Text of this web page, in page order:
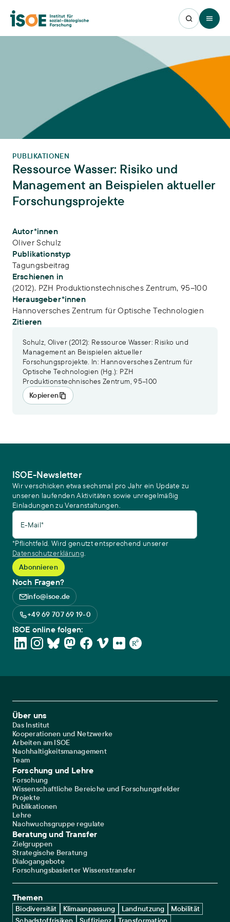
Open
PUBLIKATIONEN
Ressource Wasser: Risiko und
Management an Beispielen aktueller
Forschungsprojekte
Publikations-Infos
Autor*innen
Oliver Schulz
Publikationstyp
Tagungsbeitrag
Erschienen in
(2012). PZH Produktionstechnisches Zentrum, 95–100
Herausgeber*innen
Hannoversches Zentrum für Optische Technologien
Zitieren
Schulz, Oliver (2012): Ressource Wasser: Risiko und
Management an Beispielen aktueller
Forschungsprojekte. In: Hannoversches Zentrum für
Optische Technologien (Hg.): PZH
Produktionstechnisches Zentrum, 95–100
Kopieren
ISOE-Newsletter
Wir verschicken etwa sechsmal pro Jahr ein Update zu
unseren laufenden Aktivitäten sowie unregelmäßig
Einladungen zu Veranstaltungen.
E-Mail*
*Pflichtfeld. Wird genutzt entsprechend unserer
Datenschutzerklärung.
Noch Fragen?
info@isoe.de
+49 69 707 69 19-0
ISOE online folgen:
Footer Main Navigation
Über uns
Das Institut
Kooperationen und Netzwerke
Arbeiten am ISOE
Nachhaltigkeitsmanagement
Team
Forschung und Lehre
Forschung
Wissenschaftliche Bereiche und Forschungsfelder
Projekte
Publikationen
Lehre
Nachwuchsgruppe regulate
Beratung und Transfer
Zielgruppen
Strategische Beratung
Dialogangebote
Forschungsbasierter Wissenstransfer
Themen
Biodiversität Klimaanpassung Landnutzung
Mobilität